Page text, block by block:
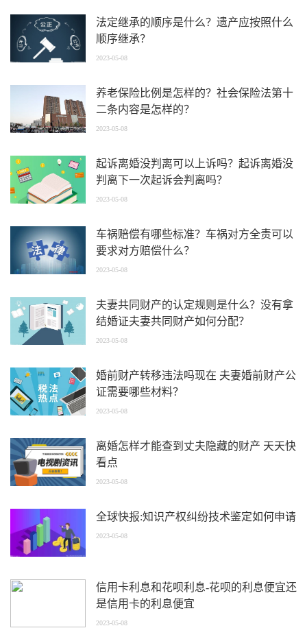
法定继承的顺序是什么？遗产应按照什么
顺序继承？
2023-05-08
养老保险比例是怎样的？社会保险法第十
二条内容是怎样的？
2023-05-08
起诉离婚没判离可以上诉吗？起诉离婚没
判离下一次起诉会判离吗？
2023-05-08
车祸赔偿有哪些标准？车祸对方全责可以
要求对方赔偿什么？
2023-05-08
夫妻共同财产的认定规则是什么？没有拿
结婚证夫妻共同财产如何分配？
2023-05-08
婚前财产转移违法吗现在 夫妻婚前财产公
证需要哪些材料？
2023-05-08
离婚怎样才能查到丈夫隐藏的财产 天天快
看点
2023-05-08
全球快报:知识产权纠纷技术鉴定如何申请
2023-05-08
信用卡利息和花呗利息-花呗的利息便宜还
是信用卡的利息便宜
2023-05-08